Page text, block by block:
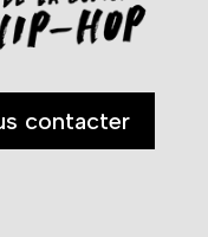
contacter